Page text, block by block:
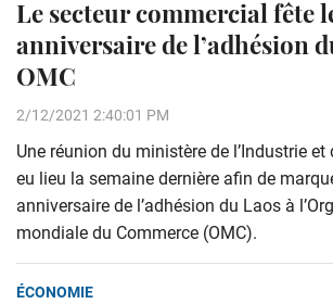
Le secteur commercial fête
anniversaire de l’adhésion
OMC
2/12/2021 2:40:01 PM
Une réunion du ministère de l’Industrie et
eu lieu la semaine dernière afin de
anniversaire de l’adhésion du Laos à
mondiale du Commerce (OMC).
ÉCONOMIE